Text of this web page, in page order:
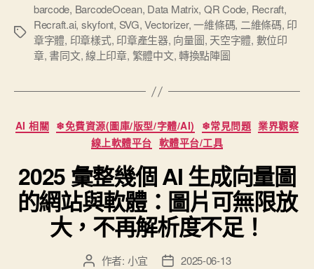
數
位
印
章
上
產
生
器
BarcodeOcean
且
支
援
標
barcode, BarcodeOcean, Data Matrix, QR Code, Recraft,
Recraft.ai, skyfont, SVG,Vectorizer,一維條碼, 二維條碼, 印
章字體, 印章樣式, 印章產生器, 向量圖, 天空字體, 數位印
章, 書同文,線上印章, 繁體中文,轉換點陣圖
分
類
AI 相關 ❄免費資源(圖庫/版型/字體/AI) ❄常見問題 業界觀察
線上軟體平台 軟體平台/工具
2025 彙整幾個 AI 生成向量圖
的網站與軟體：圖片可無限放
大，不再解析度不足！
文 作者: 小宜
文 2025-06-13